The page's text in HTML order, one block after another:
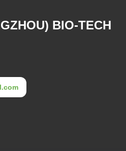
Nasal De Tamanho 7.5